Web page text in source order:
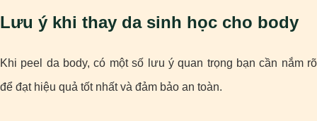
Lưu ý khi thay da sinh học cho body
Khi peel da body, có một số lưu ý quan trọng bạn cần nắm rõ
để đạt hiệu quả tốt nhất và đảm bảo an toàn.